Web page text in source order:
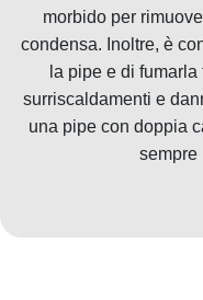
morbido per
condensa. Inoltre, è
la pipe e di
surriscaldamenti e
una pipe con doppia
sempre